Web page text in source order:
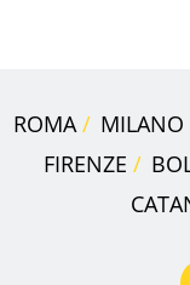
ROMA MILANO
FIRENZE